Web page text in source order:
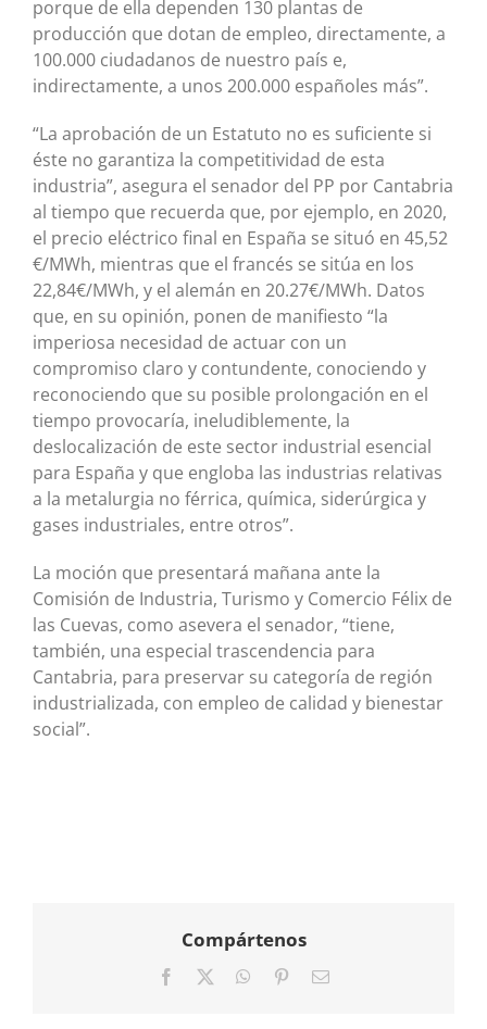
porque de ella dependen 130 plantas de
producción que dotan de empleo, directamente, a
100.000 ciudadanos de nuestro país e,
indirectamente, a unos 200.000 españoles más”.
“La aprobación de un Estatuto no es suficiente si
éste no garantiza la competitividad de esta
industria”, asegura el senador del PP por Cantabria
al tiempo que recuerda que, por ejemplo, en 2020,
el precio eléctrico final en España se situó en 45,52
€/MWh, mientras que el francés se sitúa en los
22,84€/MWh, y el alemán en 20.27€/MWh. Datos
que, en su opinión, ponen de manifiesto “la
imperiosa necesidad de actuar con un
compromiso claro y contundente, conociendo y
reconociendo que su posible prolongación en el
tiempo provocaría, ineludiblemente, la
deslocalización de este sector industrial esencial
para España y que engloba las industrias relativas
a la metalurgia no férrica, química, siderúrgica y
gases industriales, entre otros”.
La moción que presentará mañana ante la
Comisión de Industria, Turismo y Comercio Félix de
las Cuevas, como asevera el senador, “tiene,
también, una especial trascendencia para
Cantabria, para preservar su categoría de región
industrializada, con empleo de calidad y bienestar
social”.
Compártenos
Facebook WhatsApp
PinterestCorreo